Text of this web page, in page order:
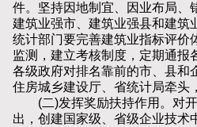
件。坚持因地制宜、因业布局、
建筑业强市、建筑业强县和建筑
统计部门要完善建筑业指标评价
监测，建立考核制度，定期通报
各级政府对排名靠前的市、县和
住房城乡建设厅、省统计局牵头
(二)发挥奖励扶持作用。对开
出，创建国家级、省级企业技术